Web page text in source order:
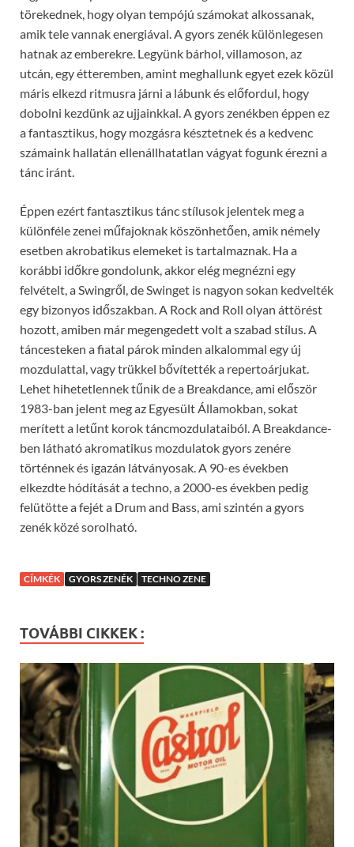
törekednek, hogy olyan tempójú számokat alkossanak,
amik tele vannak energiával. A gyors zenék különlegesen
hatnak az emberekre. Legyünk bárhol, villamoson, az
utcán, egy étteremben, amint meghallunk egyet ezek közül
máris elkezd ritmusra járni a lábunk és előfordul, hogy
dobolni kezdünk az ujjainkkal. A gyors zenékben éppen ez
a fantasztikus, hogy mozgásra késztetnek és a kedvenc
számaink hallatán ellenállhatatlan vágyat fogunk érezni a
tánc iránt.
Éppen ezért fantasztikus tánc stílusok jelentek meg a
különféle zenei műfajoknak köszönhetően, amik némely
esetben akrobatikus elemeket is tartalmaznak. Ha a
korábbi időkre gondolunk, akkor elég megnézni egy
felvételt, a Swingről, de Swinget is nagyon sokan kedvelték
egy bizonyos időszakban. A Rock and Roll olyan áttörést
hozott, amiben már megengedett volt a szabad stílus. A
táncesteken a fiatal párok minden alkalommal egy új
mozdulattal, vagy trükkel bővítették a repertoárjukat.
Lehet hihetetlennek tűnik de a Breakdance, ami először
1983-ban jelent meg az Egyesült Államokban, sokat
merített a letűnt korok táncmozdulataiból. A Breakdance-
ben látható akromatikus mozdulatok gyors zenére
történnek és igazán látványosak. A 90-es években
elkezdte hódítását a techno, a 2000-es években pedig
felütötte a fejét a Drum and Bass, ami szintén a gyors
zenék közé sorolható.
CÍMKÉK GYORS ZENÉK TECHNO ZENE
TOVÁBBI CIKKEK :